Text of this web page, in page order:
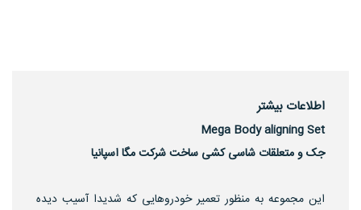
اطلاعات بیشتر
Mega Body aligning Set
جک و متعلقات شاسی کشی ساخت شرکت مگا اسپانیا
این مجموعه به منظور تعمیر خودروهایی که شدیدا آسیب دیده